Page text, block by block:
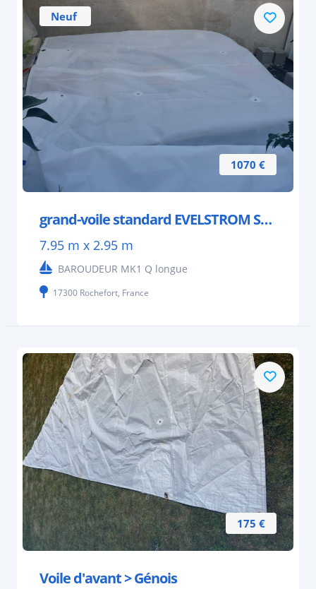
1070 €
Neuf
grand-voile standard EVELSTROM SAILS.
7.95 m x 2.95 m
BAROUDEUR MK1 Q longue
17300 Rochefort, France
175 €
Voile d'avant > Génois